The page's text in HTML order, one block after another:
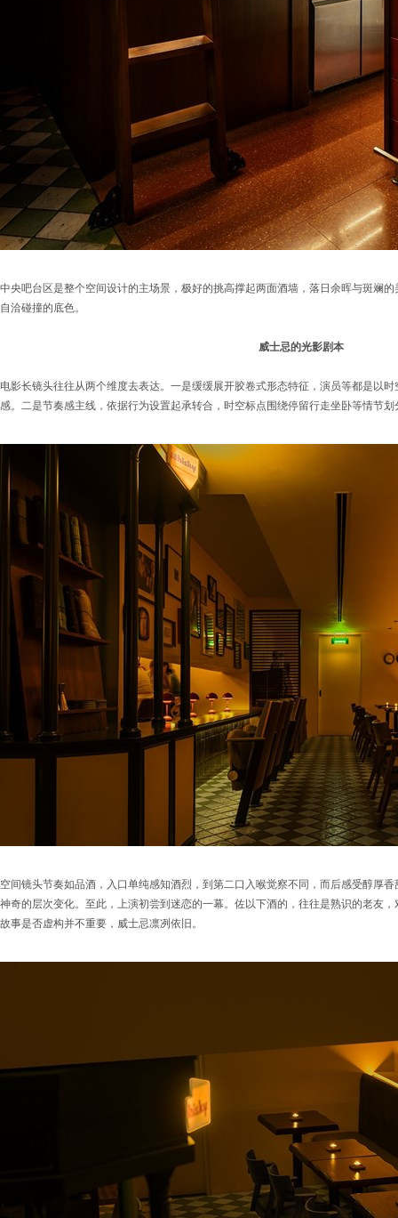
中央吧台区是整个空间设计的主场景，极好的挑高撑起两面酒墙，落日余晖与斑斓
自洽碰撞的底色。
威士忌的光影剧本
电影长镜头往往从两个维度去表达。一是缓缓展开胶卷式形态特征，演员等都是以
感。二是节奏感主线，依据行为设置起承转合，时空标点围绕停留行走坐卧等情节划
空间镜头节奏如品酒，入口单纯感知酒烈，到第二口入喉觉察不同，而后感受醇厚
神奇的层次变化。至此，上演初尝到迷恋的一幕。佐以下酒的，往往是熟识的老友
故事是否虚构并不重要，威士忌凛冽依旧。